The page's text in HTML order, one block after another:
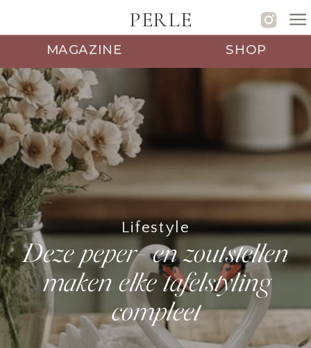
PERLE
MAGAZINE SHOP
Deze peper- en zoutstellen
maken elke tafelstyling
compleet
Lifestyle